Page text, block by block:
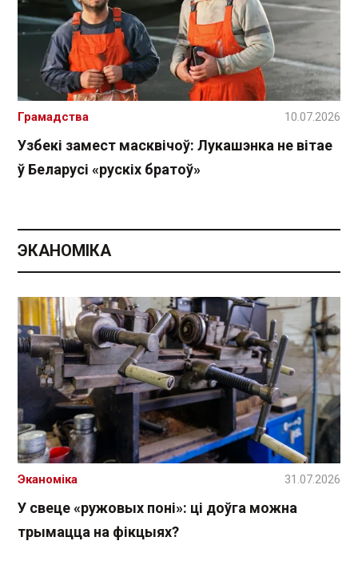
Узбекі замест масквічоў: Лукашэнка не вітае
ў Беларусі «рускіх братоў»
Грамадства 10.07.2026
ЭКАНОМІКА
У свеце «ружовых поні»: ці доўга можна
трымацца на фікцыях?
Эканоміка 31.07.2026